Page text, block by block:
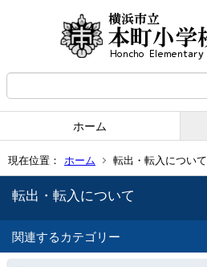
ホーム
現在位置： ホーム 転出・転入について
転出・転入について
関連するカテゴリー